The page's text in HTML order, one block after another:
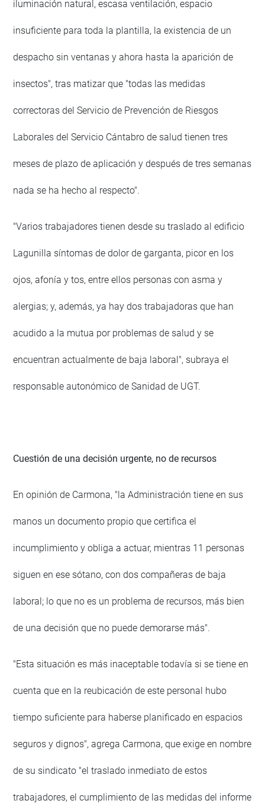
iluminación natural, escasa ventilación, espacio
insuficiente para toda la plantilla, la existencia de un
despacho sin ventanas y ahora hasta la aparición de
insectos", tras matizar que "todas las medidas
correctoras del Servicio de Prevención de Riesgos
Laborales del Servicio Cántabro de salud tienen tres
meses de plazo de aplicación y después de tres semanas
nada se ha hecho al respecto".
"Varios trabajadores tienen desde su traslado al edificio
Lagunilla síntomas de dolor de garganta, picor en los
ojos, afonía y tos, entre ellos personas con asma y
alergias; y, además, ya hay dos trabajadoras que han
acudido a la mutua por problemas de salud y se
encuentran actualmente de baja laboral", subraya el
responsable autonómico de Sanidad de UGT.
Cuestión de una decisión urgente, no de recursos
En opinión de Carmona, "la Administración tiene en sus
manos un documento propio que certifica el
incumplimiento y obliga a actuar, mientras 11 personas
siguen en ese sótano, con dos compañeras de baja
laboral; lo que no es un problema de recursos, más bien
de una decisión que no puede demorarse más".
"Esta situación es más inaceptable todavía si se tiene en
cuenta que en la reubicación de este personal hubo
tiempo suficiente para haberse planificado en espacios
seguros y dignos", agrega Carmona, que exige en nombre
de su sindicato "el traslado inmediato de estos
trabajadores, el cumplimiento de las medidas del informe